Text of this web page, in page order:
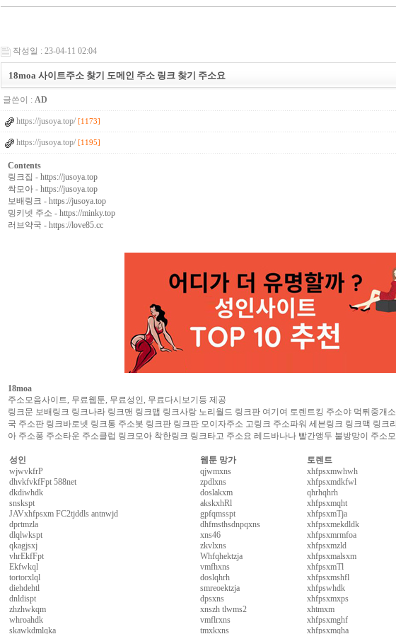
프
진
품
구
매 밍
키
넷
비
클
DOMCLUB.top 24
시
간
대
시
간
무
료
채
미
뉴
유
비
작성일 : 23-04-11 02:04
18moa 사이트주소 찾기 도메인 주소 링크 찾기 주소요
글쓴이 : AD
https://jusoya.top/ [1173]
https://jusoya.top/ [1195]
Contents
링크집 - https://jusoya.top
싹모아 - https://jusoya.top
보배링크 - https://jusoya.top
밍키넷 주소 - https://minky.top
러브약국 - https://love85.cc
18moa
주소모음사이트, 무료웹툰, 무료성인, 무료다시보기등 제공
링크문 보배링크 링크나라 링크맨 링크맵 링크사랑 노리월드 링크판 여기여 토렌트킹 주소야 먹튀중개
국 주소판 링크바로넷 링크통 주소봇 링크판 링크판 모이자주소 고링크 주소파워 세븐링크 링크맥 링크
아 주소퐁 주소타운 주소클럽 링크모아 착한링크 링크타고 주소요 레드바나나 빨간앵두 불방망이 주소
성인
wjwvkfrP
dhvkfvkfFpt 588net
dkdiwhdk
snskspt
JAVxhfpsxm FC2tjddls antnwjd
dprtmzla
dlqlwkspt
qkagjsxj
vhrEkfFpt
Ekfwkql
tortorxlql
diehdehtl
dnldispt
zhzhwkqm
whroahdk
skawkdmlqka
웹툰 망가
qjwmxns
zpdlxns
doslakxm
akskxhRl
gpfqmsspt
dhfmsthsdnpqxns
xns46
zkvlxns
Whfqhektzja
vmfhxns
doslqhrh
smreoektzja
dpsxns
xnszh tlwms2
vmflrxns
tmxkxns
토렌트
xhfpsxmwhwh
xhfpsxmdkfwl
qhrhqhrh
xhfpsxmqht
xhfpsxmTja
xhfpsxmekdldk
xhfpsxmrmfoa
xhfpsxmzld
xhfpsxmalsxm
xhfpsxmTl
xhfpsxmshfl
xhfpswhdk
xhfpsxmxps
xhtmxm
xhfpsxmghf
xhfpsxmqha